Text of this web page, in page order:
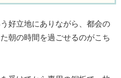
好立地にありながら、都会の
朝の時間を過ごせるのがこち